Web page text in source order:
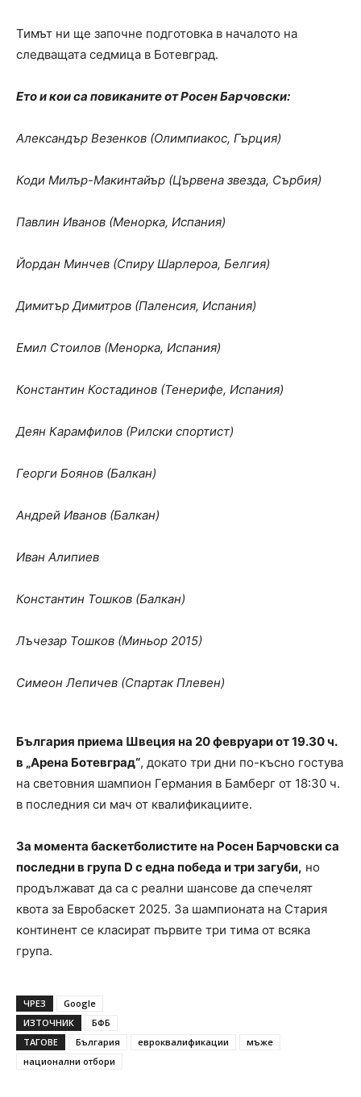
Тимът ни ще започне подготовка в началото на
следващата седмица в Ботевград.
Ето и кои са повиканите от Росен Барчовски:
Александър Везенков (Олимпиакос, Гърция)
Коди Милър-Макинтайър (Цървена звезда, Сърбия)
Павлин Иванов (Менорка, Испания)
Йордан Минчев (Спиру Шарлероа, Белгия)
Димитър Димитров (Паленсия, Испания)
Емил Стоилов (Менорка, Испания)
Константин Костадинов (Тенерифе, Испания)
Деян Карамфилов (Рилски спортист)
Георги Боянов (Балкан)
Андрей Иванов (Балкан)
Иван Алипиев
Константин Тошков (Балкан)
Лъчезар Тошков (Миньор 2015)
Симеон Лепичев (Спартак Плевен)
България приема Швеция на 20 февруари от 19.30 ч.
в „Арена Ботевград“, докато три дни по-късно гостува
на световния шампион Германия в Бамберг от 18:30 ч.
в последния си мач от квалификациите.
За момента баскетболистите на Росен Барчовски са
последни в група D с една победа и три загуби, но
продължават да са с реални шансове да спечелят
квота за Евробаскет 2025. За шампионата на Стария
континент се класират първите три тима от всяка
група.
ЧРЕЗ
Google
ИЗТОЧНИК
БФБ
ТАГОВЕ
България евроквалификации
мъже
национални отбори